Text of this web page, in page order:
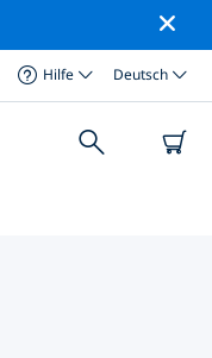
Hilfe Deutsch